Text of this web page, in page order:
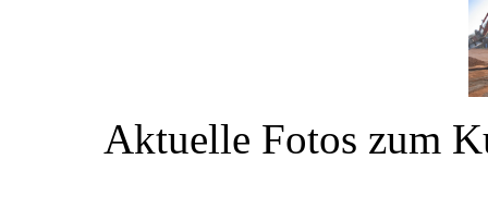
Aktuelle Fotos zum